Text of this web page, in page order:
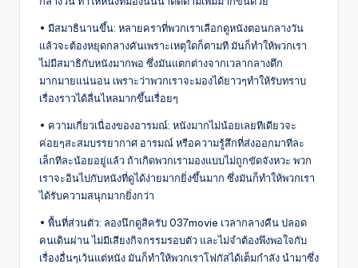
• มีสมาธินานขึ้น: หลายคราที่พวกเราเลือกดูหนังตอนกลางวัน
แล้วจะต้องหยุดกลางคันเพราะเหตุใดก็ตามที มันก็ทำให้พวกเรา
ไม่มีสมาธิกับหนังมากพอ ซึ่งมันแตกต่างจากเวลากลางดึก
มากมายแน่นอน เพราะว่าพวกเราจะมองได้ยาวๆทำให้รับทราบ
เรื่องราวได้ลื่นไหลมากขึ้นเรื่อยๆ
• ความเกี่ยวเนื่องของอารมณ์: หนังมากไม่น้อยเลยทีเดียวจะ
ค่อยๆสะสมบรรยากาศ อารมณ์ หรือความรู้สึกที่ส่งออกมาทีละ
เล็กทีละน้อยอยู่แล้ว ถ้าเกิดพวกเรามองแบบไม่ถูกขัดจังหวะ พวก
เราจะอินไปกับหนังที่ดูได้ง่ายมากยิ่งขึ้นมาก ซึ่งมันก็ทำให้พวกเรา
ได้รับความสนุกมากยิ่งกว่า
• พื้นที่ส่วนตัว: ลองนึกดูสิครับ 037movie เวลากลางคืน ปลอด
คนเดินผ่าน ไม่มีเสียงกิจกรรมรอบตัว และไม่จำต้องพึงพอใจกับ
เรื่องอื่นๆเว้นแต่หนัง มันก็ทำให้พวกเราโฟกัสได้เต็มกำลัง นำมาซึ่ง